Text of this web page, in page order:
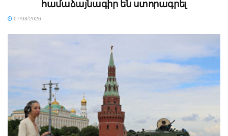
համաձայնագիր են ստորագրել
07/08/2026